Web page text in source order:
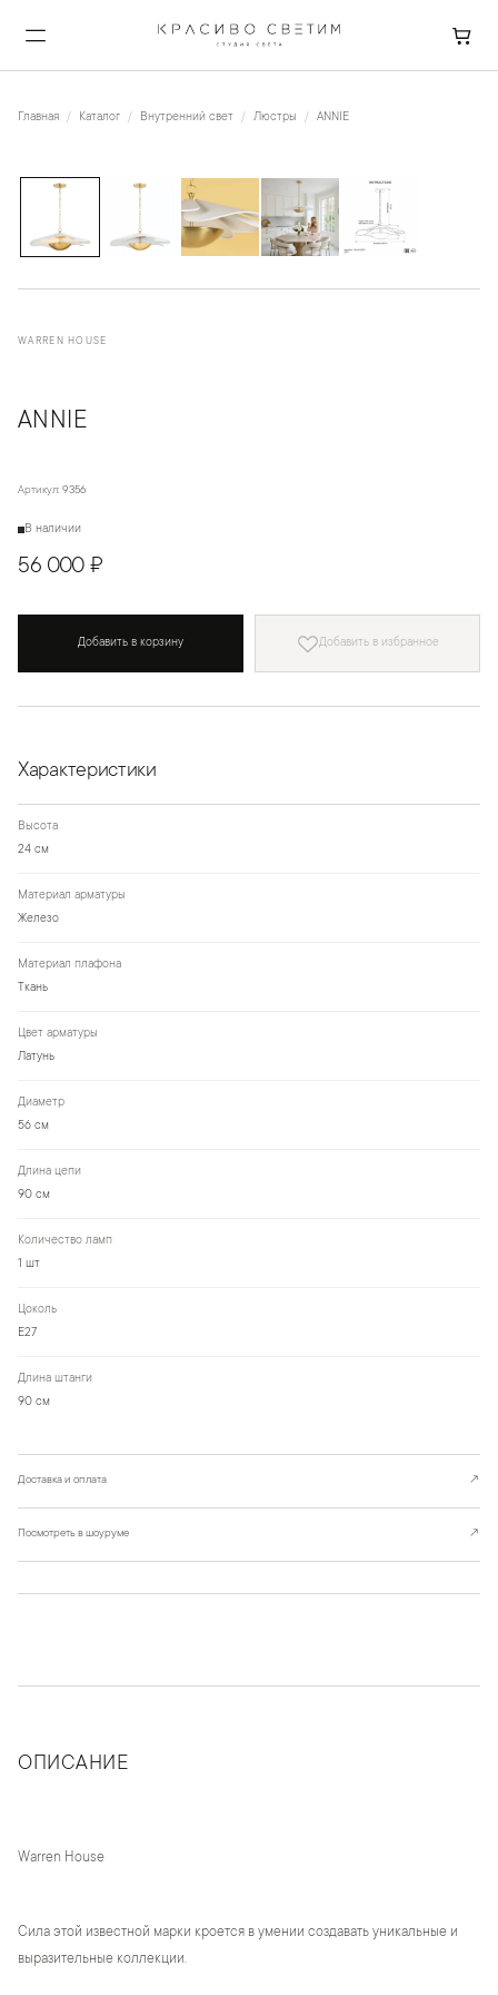
Главная Каталог Внутренний свет Люстры ANNIE
WARREN HOUSE
ANNIE
Артикул: 9356
В наличии
56 000 ₽
Добавить в корзину Добавить в избранное
Характеристики
Высота
24 см
Материал арматуры
Железо
Материал плафона
Ткань
Цвет арматуры
Латунь
Диаметр
56 см
Длина цепи
90 см
Количество ламп
1 шт
Цоколь
E27
Длина штанги
90 см
Доставка и оплата ↗
Посмотреть в шоуруме ↗
ОПИСАНИЕ
Warren House
Сила этой известной марки кроется в умении создавать уникальные и
выразительные коллекции.